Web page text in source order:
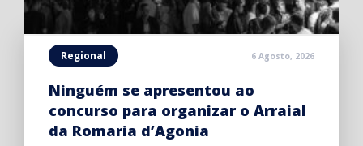
Regional 6 Agosto, 2026
Ninguém se apresentou ao
concurso para organizar o Arraial
da Romaria d’Agonia